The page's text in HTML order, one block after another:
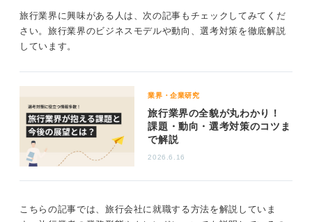
企画職や法人担当、マネージャーなどは年収が高い
ケースも
ただ、職種によって差があるのも事実です。企画職や営
業職、特に法人向けのツアー担当などは、成果報酬（イ
ンセンティブ）がつく場合があります。また、マネジメ
ント職に昇進したり、海外での勤務経験を積んだりする
と、その後年収が大きく伸びるケースもあるようです。
くこと、あとは海外勤務や、キャリアアップして給与が
旅行業界に興味がある人は、次の記事もチェックしてみてくだ
さい。旅行業界のビジネスモデルや動向、選考対策を徹底解説
しています。
業界・企業研究
旅行業界の全貌が丸わかり！
課題・動向・選考対策のコツま
で解説
2026.6.16
こちらの記事では、旅行会社に就職する方法を解説していま